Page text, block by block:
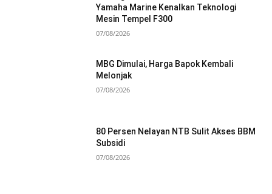
Yamaha Marine Kenalkan Teknologi
Mesin Tempel F300
07/08/2026
MBG Dimulai, Harga Bapok Kembali
Melonjak
07/08/2026
80 Persen Nelayan NTB Sulit Akses BBM
Subsidi
07/08/2026